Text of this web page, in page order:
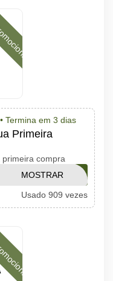
Termina em 3 dias
Primeira
compra
PRIMEIRA
MOSTRAR
CÓDIGO
Usado 909 vezes